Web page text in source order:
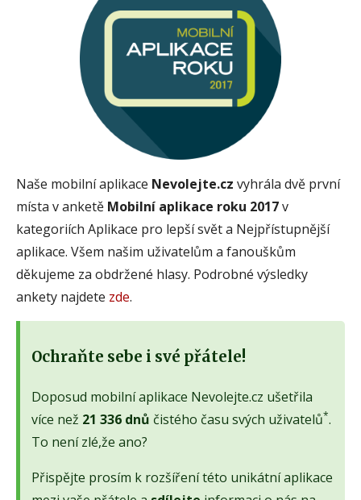
Naše mobilní aplikace Nevolejte.cz vyhrála dvě první
místa v anketě Mobilní aplikace roku 2017v
kategoriích Aplikace pro lepší svět a Nejpřístupnější
aplikace. Všem našim uživatelům a fanouškům
děkujeme za obdržené hlasy. Podrobné výsledky
ankety najdete zde.
Ochraňte sebe i své přátele!
Doposud mobilní aplikace Nevolejte.cz ušetřila
více než 21 336 dnů čistého času svých uživatelů*.
To není zlé,že ano?
Přispějte prosím k rozšíření této unikátní aplikace